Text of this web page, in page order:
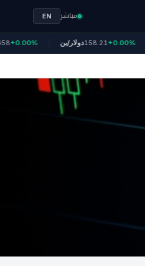
مباشر EN
دولار/ين158.21+0.00%